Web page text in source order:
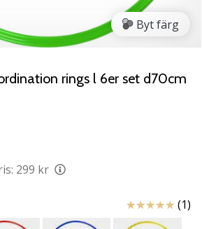
Byt färg
rings l 6er set d70cm
299 kr
Recensioner
(1)